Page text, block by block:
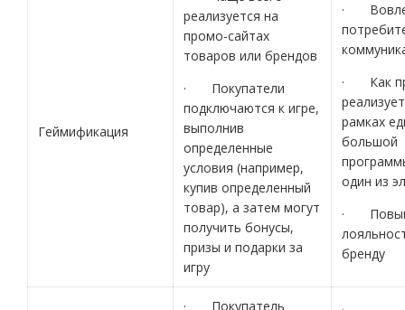
Геймификация
реализуется на
промо-сайтах
товаров или брендов
· Покупатели
подключаются к игре,
выполнив
определенные
условия (например,
купив определенный
товар), а затем могут
получить бонусы,
призы и подарки за
игру
·
· Как
рамках
большой
один из
·
бренду
· Покупатель